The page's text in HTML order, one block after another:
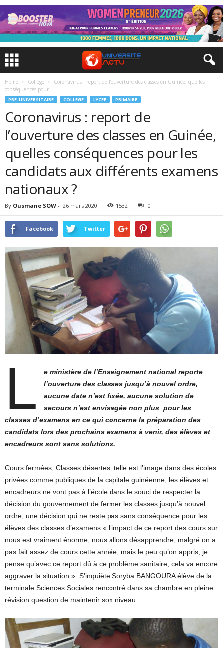
Home College
Coronavirus : report de l’ouverture des classes en Guinée, quelles
conséquences pour...
PRE-UNIVERSITAIRE COLLEGE LYCEE PRIMAIRE
Coronavirus : report de
l’ouverture des classes en Guinée,
quelles conséquences pour les
candidats aux différents examens
nationaux ?
By Ousmane SOW - 26 mars 2020 1532 0
Facebook Twitter
L
e ministère de l’Enseignement national reporte
l’ouverture des classes jusqu’à nouvel ordre,
aucune date n’est fixée, aucune solution de
secours n’est envisagée non plus pour les
classes d’examens en ce qui concerne la préparation des
candidats lors des prochains examens à venir, des élèves et
encadreurs sont sans solutions.
Cours fermées, Classes désertes, telle est l’image dans des écoles
privées comme publiques de la capitale guinéenne, les élèves et
encadreurs ne vont pas à l’école dans le souci de respecter la
décision du gouvernement de fermer les classes jusqu’à nouvel
ordre, une décision qui ne reste pas sans conséquence pour les
élèves des classes d’examens « l’impact de ce report des cours sur
nous est vraiment énorme, nous allons désapprendre, malgré on a
pas fait assez de cours cette année, mais le peu qu’on appris, je
pense qu’avec ce report dû à ce problème sanitaire, cela va encore
aggraver la situation ». S’inquiète Soryba BANGOURA élève de la
terminale Sciences Sociales rencontré dans sa chambre en pleine
révision question de maintenir son niveau.